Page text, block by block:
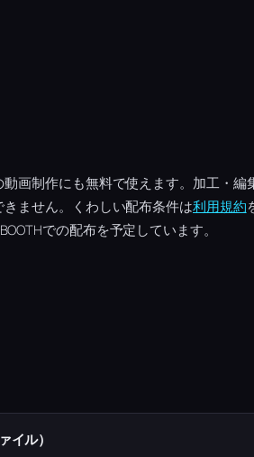
画制作にも無料で使えます。加工・編
ません。くわしい配布条件は利用規約
での配布を予定しています。
ル）